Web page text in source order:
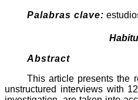
Palabras clave:
Abstract
This article presents the
unstructured interviews with